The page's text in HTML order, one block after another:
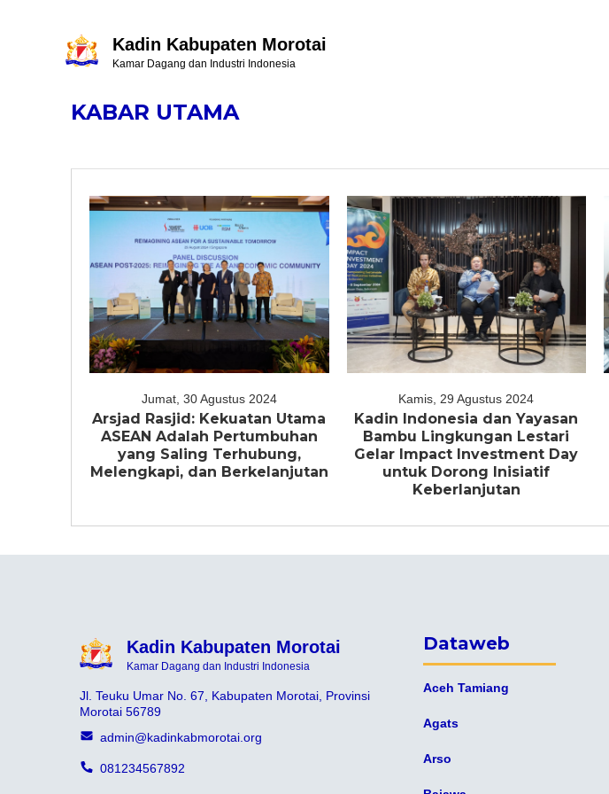
Kadin Kabupaten Morotai
Kamar Dagang dan Industri Indonesia
KABAR UTAMA
Jumat, 30 Agustus 2024
Arsjad Rasjid: Kekuatan Utama
ASEAN Adalah Pertumbuhan
yang Saling Terhubung,
Melengkapi, dan Berkelanjutan
Kamis, 29 Agustus 2024
Kadin Indonesia dan Yayasan
Bambu Lingkungan Lestari
Gelar Impact Investment Day
untuk Dorong Inisiatif
Keberlanjutan
Kadin Kabupaten Morotai
Kamar Dagang dan Industri Indonesia
Jl. Teuku Umar No. 67, Kabupaten Morotai, Provinsi
Morotai 56789
admin@kadinkabmorotai.org
081234567892
Dataweb
Aceh Tamiang
Agats
Arso